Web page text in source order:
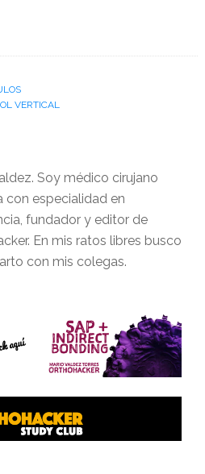
VERTICAL
Soy médico cirujano
con especialidad en
fundador y editor de
En mis ratos libres busco
con mis colegas.